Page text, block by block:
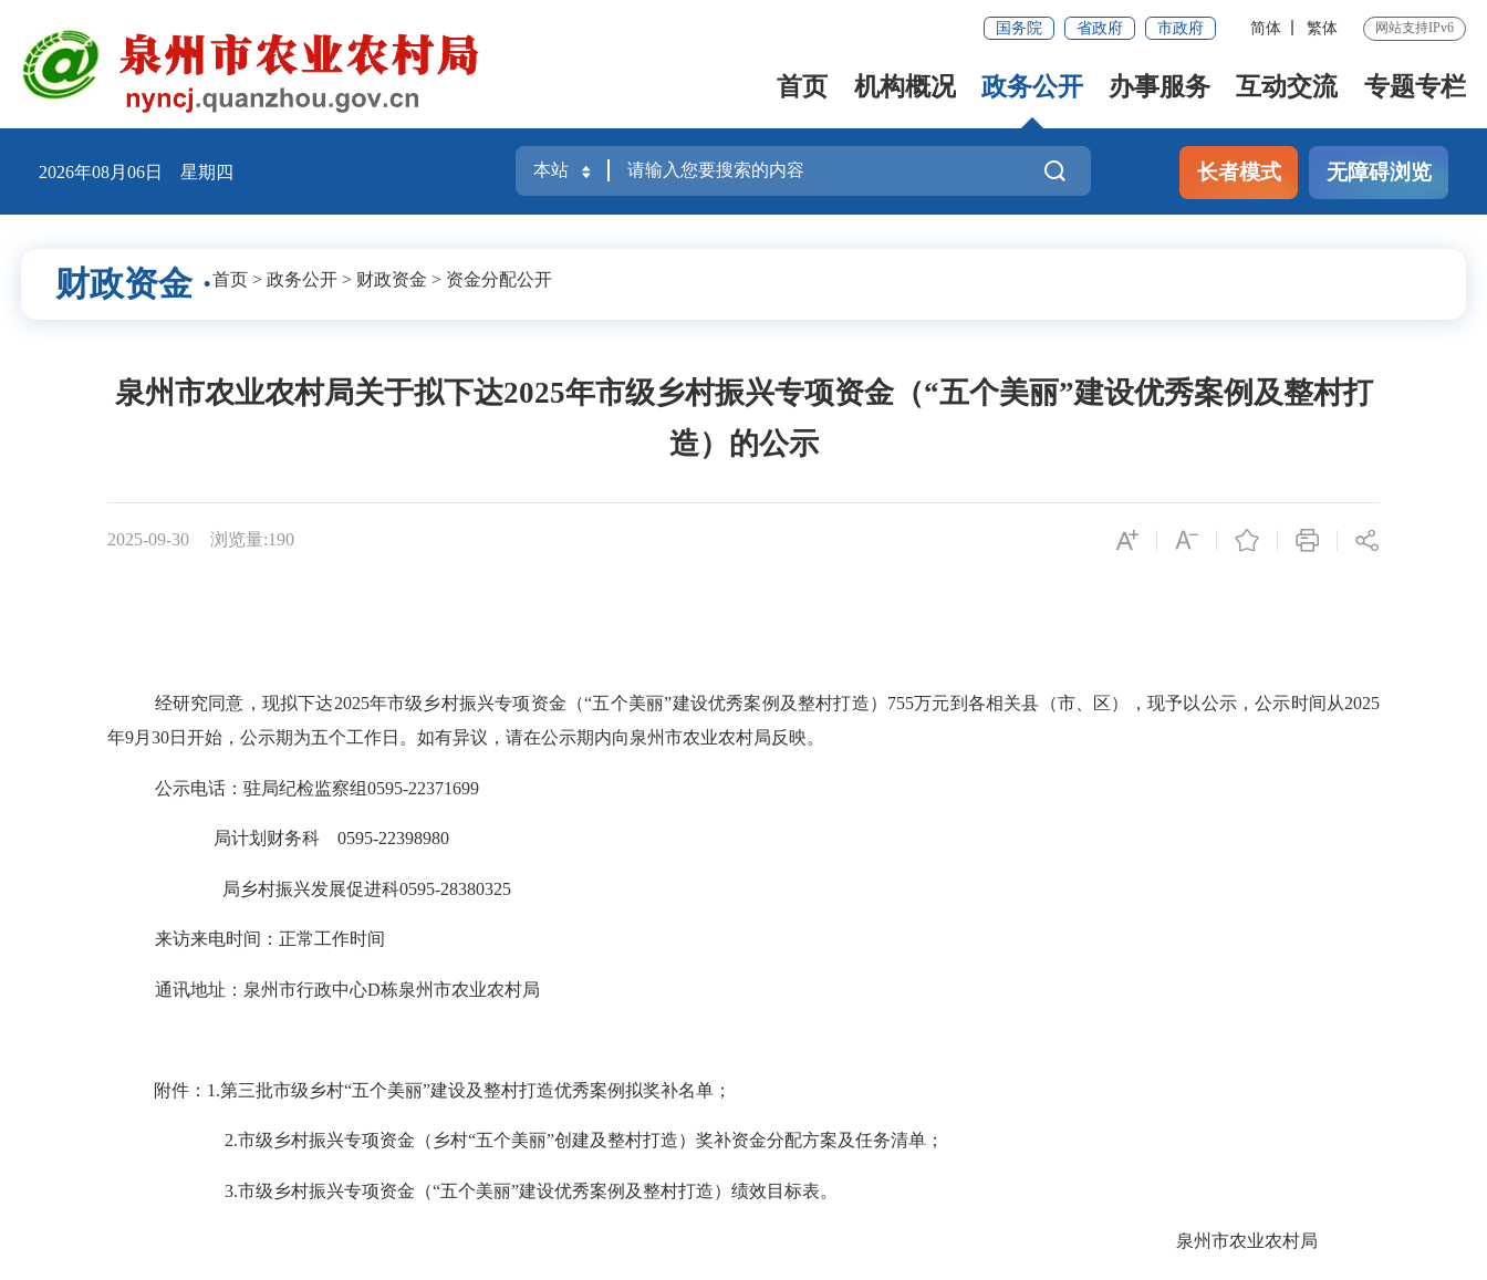
国务院 省政府 市政府 简体 繁体 网站支持IPv6
首页 机构概况 政务公开 办事服务 互动交流 专题专栏
2026年08月06日 星期四 长者模式 无障碍浏览
财政资金 ·首页 >政务公开 > 财政资金 > 资金分配公开
泉州市农业农村局关于拟下达2025年市级乡村振兴专项资金（“五个美丽”建设优秀案例及整村打
造）的公示
2025-09-30 浏览量:190
经研究同意，现拟下达2025年市级乡村振兴专项资金（“五个美丽”建设优秀案例及整村打造） 755万元到各相关县（市、区），现予以公示，公示时间从2025
年9月 30日开始，公示期为五个工作日。如有异议，请在公示期内向泉州市农业农村局反映。
公示电话：驻局纪检监察组0595-22371699
局计划财务科 0595-22398980
局乡村振兴发展促进科0595-28380325
来访来电时间：正常工作时间
通讯地址：泉州市行政中心D栋泉州市农业农村局
附件： 1.第三批市级乡村“五个美丽”建设及整村打造优秀案例拟奖补名单；
2.市级乡村振兴专项资金（乡村“五个美丽”创建及整村打造）奖补资金分配方案及任务清单；
3.市级乡村振兴专项资金（“五个美丽”建设优秀案例及整村打造）绩效目标表。
泉州市农业农村局